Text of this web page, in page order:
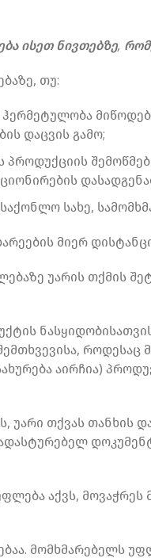
ისეთ ნივთებზე,
თუ:
დაცვის გამო;
პროდუქციის შ
სახე,
მიერ
უარის თქმის
აირჩია)
უარი თქვას თანხის
აქვს,
მომხმარებელს